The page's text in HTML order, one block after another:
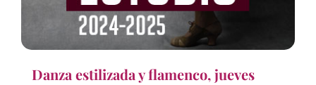
Danza estilizada y flamenco, jueves